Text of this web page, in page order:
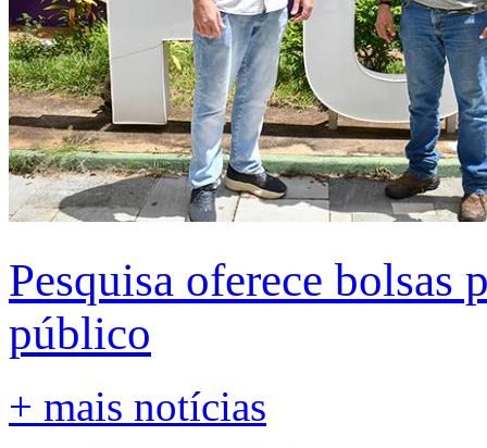
Pesquisa oferece bolsas
público
+ mais notícias